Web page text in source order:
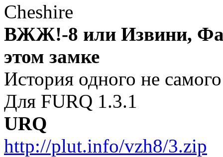
Cheshire
ВЖЖ!-8 или Извини,
этом замке
История одного не
Для FURQ 1.3.1
URQ
http://plut.info/vzh8/3.zip